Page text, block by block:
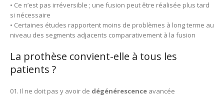
• Ce n’est pas irréversible ; une fusion peut être réalisée plus tard
si nécessaire
• Certaines études rapportent moins de problèmes à long terme au
niveau des segments adjacents comparativement à la fusion
La prothèse convient-elle à tous les
patients ?
Il ne doit pas y avoir de dégénérescenceavancée